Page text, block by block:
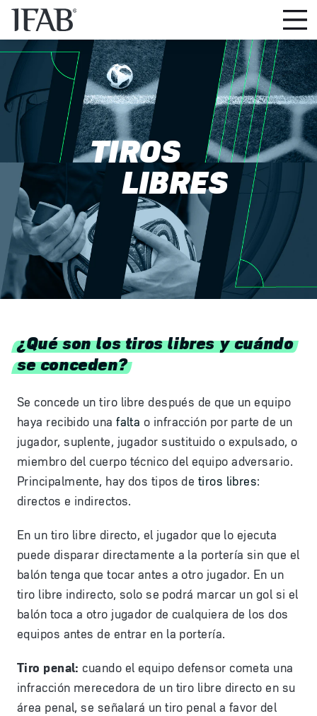
TIROS
LIBRES
¿Qué son los tiros libres y cuándo
se conceden?
Se concede un tiro libre después de que un equipo
haya recibido unafalta o infracción por parte de un
jugador, suplente, jugador sustituido o expulsado, o
miembro del cuerpo técnico del equipo adversario.
Principalmente, hay dos tipos de tiros libres:
directos e indirectos.
En un tiro libre directo, el jugador que lo ejecuta
puede disparar directamente a la portería sin que el
balón tenga que tocar antes a otro jugador. En un
tiro libre indirecto, solo se podrá marcar un gol si el
balón toca a otro jugador de cualquiera de los dos
equipos antes de entrar en la portería.
Tiro penal: cuando el equipo defensor cometa una
infracción merecedora de un tiro libre directo en su
área penal, se señalará un tiro penal a favor del